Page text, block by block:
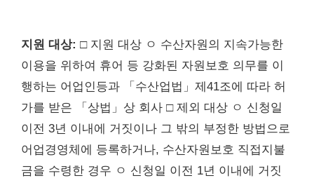
지원 대상: □ 지원 대상 ㅇ 수산자원의 지속가능한
이용을 위하여 휴어 등 강화된 자원보호 의무를 이
행하는 어업인등과 「수산업법」제41조에 따라 허
가를 받은 「상법」상 회사 □ 제외 대상 ㅇ 신청일
이전 3년 이내에 거짓이나 그 밖의 부정한 방법으로
어업경영체에 등록하거나, 수산자원보호 직접지불
금을 수령한 경우 ㅇ 신청일 이전 1년 이내에 거짓